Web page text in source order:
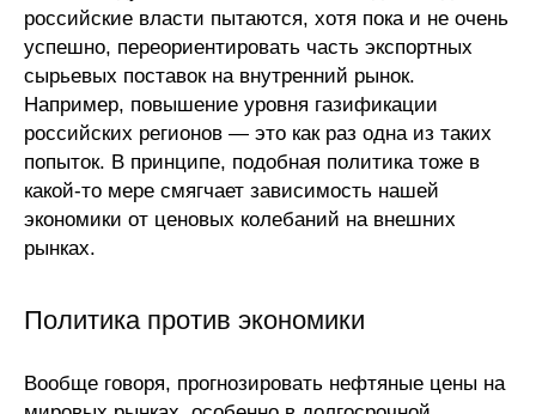
российские власти пытаются, хотя пока и не очень
успешно, переориентировать часть экспортных
сырьевых поставок на внутренний рынок.
Например, повышение уровня газификации
российских регионов — это как раз одна из таких
попыток. В принципе, подобная политика тоже в
какой-то мере смягчает зависимость нашей
экономики от ценовых колебаний на внешних
рынках.
Политика против экономики
Вообще говоря, прогнозировать нефтяные цены на